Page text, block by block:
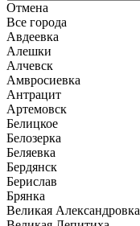
Отмена
Все города
Авдеевка
Алешки
Алчевск
Амвросиевка
Антрацит
Артемовск
Белицкое
Белозерка
Беляевка
Бердянск
Берислав
Брянка
Великая Александровка